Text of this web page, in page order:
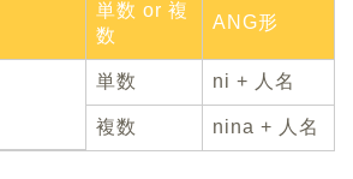
単数 or 複
数
ANG形
単数 ni + 人名
複数 nina + 人名